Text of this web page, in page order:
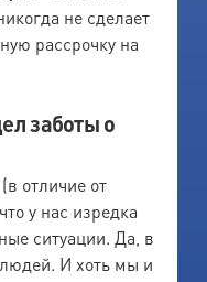
не сделает
рассрочку на
заботы о
(в отличие от
у нас изредка
ситуации. Да, в
И хоть мы и